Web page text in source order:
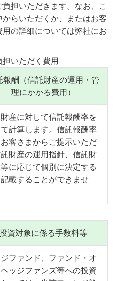
担いただきます。なお、こ
らいただくか、またはお客
の詳細については弊社にお
いただく費用
報酬（信託財産の運用・管
理にかかる費用）
産に対して信託報酬率を
計算します。信託報酬率
客さまからご提示いただ
託財産の運用指針、信託財
に応じて個別に決定する
載することができませ
投資対象に係る手数料等
ファンド、ファンド・オ
ッジファンズ等への投資